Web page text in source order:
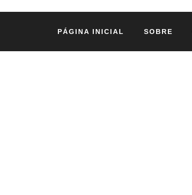
PÁGINA INICIAL SOBRE